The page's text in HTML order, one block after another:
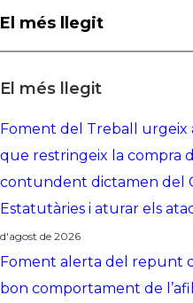
El més llegit
El més llegit
Foment del Treball urgeix
que restringeix la compra
contundent dictamen del
Estatutàries i aturar els
d'agost de 2026
Foment alerta del repunt
bon comportament de